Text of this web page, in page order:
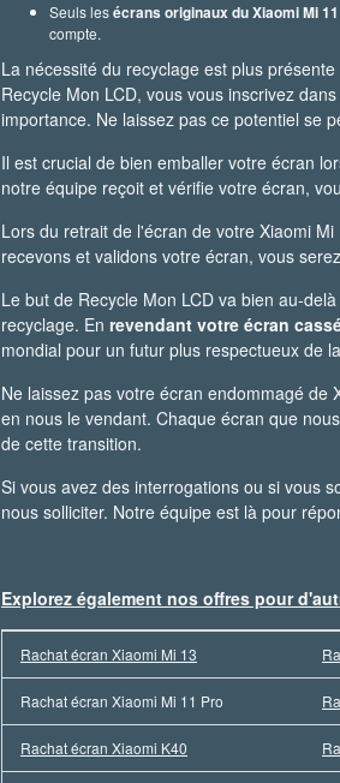
Seuls lesécrans originaux du Xiaomi Mi
compte.
La nécessité du recyclage est plus
Recycle Mon LCD, vous vous inscrivez
importance. Ne laissez pas ce potentiel se
Il est crucial de bien emballer votre écran
notre équipe reçoit et vérifie votre écran,
Lors du retrait de l'écran de votre Xiaomi
recevons et validons votre écran, vous
Le but de Recycle Mon LCD va bien au-
recyclage. En revendant votre écran
mondial pour un futur plus respectueux de
Ne laissez pas votre écran endommagé de
en nous le vendant. Chaque écran que
de cette transition.
Si vous avez des interrogations ou si vous
nous solliciter. Notre équipe est là pour
Explorez également nos offres pour
Rachat écran Xiaomi Mi 13
Rachat écran Xiaomi Mi 11 Pro
Rachat écran Xiaomi K40